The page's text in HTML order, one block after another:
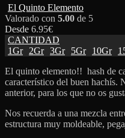
El Quinto Elemento
Valorado con 5.00 de 5
Desde 6.95€
CANTIDAD
1Gr
2Gr 3Gr 5Gr 10Gr
El quinto elemento!! hash de
característico del buen hachís.
anterior, para los que no os
Nos recuerda a una mezcla
estructura muy moldeable,